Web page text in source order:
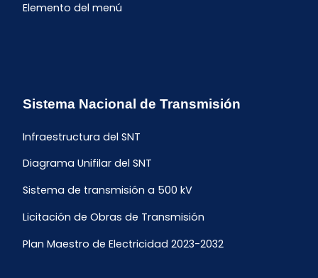
Elemento del menú
Sistema Nacional de Transmisión
Infraestructura del SNT
Diagrama Unifilar del SNT
Sistema de transmisión a 500 kV
Licitación de Obras de Transmisión
Plan Maestro de Electricidad 2023-2032